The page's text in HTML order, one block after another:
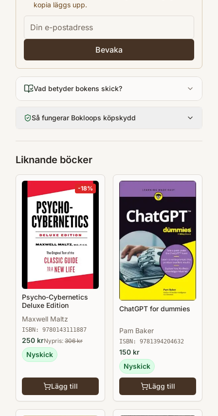
kopia läggs upp.
Bevaka
Vad betyder bokens skick?
Så fungerar Bokloops köpskydd
Liknande böcker
-18%
Psycho-Cybernetics
Deluxe Edition
Maxwell Maltz
ISBN: 9780143111887
250 krNypris: 306kr
Nyskick
Lägg till
ChatGPT for dummies
Pam Baker
ISBN: 9781394204632
150 kr
Nyskick
Lägg till